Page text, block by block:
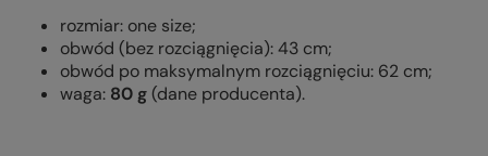
rozmiar: one size;
obwód (bez rozciągnięcia): 43 cm;
obwód po maksymalnym rozciągnięciu: 62 cm;
waga: 80 g(dane producenta).